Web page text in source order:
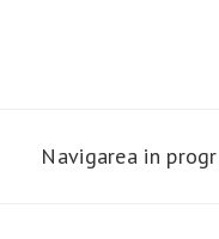
Navigarea in